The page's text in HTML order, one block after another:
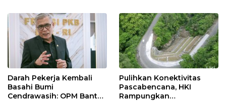
Keselamatan Kerja
Darah Pekerja Kembali
Basahi Bumi
Cendrawasih: OPM Bantai
Pulihkan Konektivitas
Pascabencana, HKI
Rampungkan